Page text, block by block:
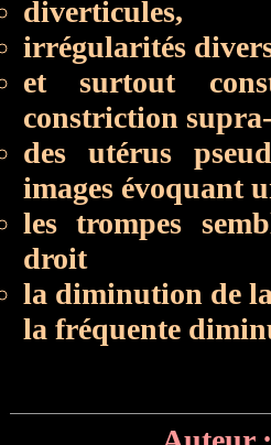
diverticules,
irrégularités
et surtout
constriction
des utérus
images évoquant
les trompes
droit
la diminution de
la fréquente